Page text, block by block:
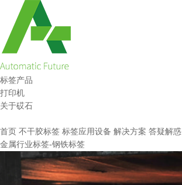
标签产品
打印机
关于砹石
首页 不干胶标签 标签应用设备 解决方案 答疑解惑
金属行业标签-钢铁标签